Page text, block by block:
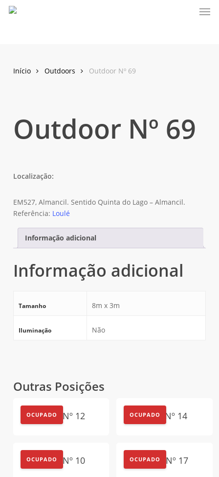
Skip
Início Outdoors Outdoor Nº 69
Outdoor Nº 69
Localização:
EM527, Almancil. Sentido Quinta do Lago – Almancil.
Referência: Loulé
Informação adicional
Informação adicional
Tamanho 8m x 3m
Iluminação Não
Outras Posições
OCUPADO
Outdoor Nº 12 OCUPADO
Empena Nº 14
OCUPADO
Outdoor Nº 10 OCUPADO
Outdoor Nº 17